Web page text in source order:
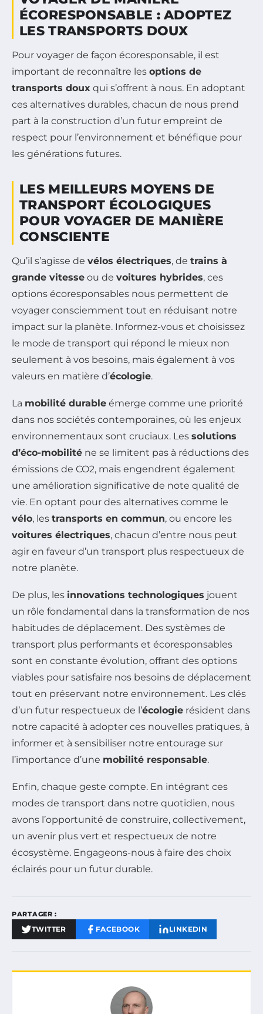
ÉCORESPONSABLE : ADOPTEZ
LES TRANSPORTS DOUX
Pour voyager de façon écoresponsable, il est
important de reconnaître les options de
transports doux qui s’offrent à nous. En adoptant
ces alternatives durables, chacun de nous prend
part à la construction d’un futur empreint de
respect pour l’environnement et bénéfique pour
les générations futures.
LES MEILLEURS MOYENS DE
TRANSPORT ÉCOLOGIQUES
POUR VOYAGER DE MANIÈRE
CONSCIENTE
Qu’il s’agisse de vélos électriques, de trains à
grande vitesse ou de voitures hybrides, ces
options écoresponsables nous permettent de
voyager consciemment tout en réduisant notre
impact sur la planète. Informez-vous et choisissez
le mode de transport qui répond le mieux non
seulement à vos besoins, mais également à vos
valeurs en matière d’écologie.
La mobilité durable émerge comme une priorité
dans nos sociétés contemporaines, où les enjeux
environnementaux sont cruciaux. Les solutions
d’éco-mobilité ne se limitent pas à réductions des
émissions de CO2, mais engendrent également
une amélioration significative de note qualité de
vie. En optant pour des alternatives comme le
vélo, les transports en commun, ou encore les
voitures électriques, chacun d’entre nous peut
agir en faveur d’un transport plus respectueux de
notre planète.
De plus, les innovations technologiques jouent
un rôle fondamental dans la transformation de nos
habitudes de déplacement. Des systèmes de
transport plus performants et écoresponsables
sont en constante évolution, offrant des options
viables pour satisfaire nos besoins de déplacement
tout en préservant notre environnement. Les clés
d’un futur respectueux de l’écologie résident dans
notre capacité à adopter ces nouvelles pratiques, à
informer et à sensibiliser notre entourage sur
l’importance d’une mobilité responsable.
Enfin, chaque geste compte. En intégrant ces
modes de transport dans notre quotidien, nous
avons l’opportunité de construire, collectivement,
un avenir plus vert et respectueux de notre
écosystème. Engageons-nous à faire des choix
éclairés pour un futur durable.
PARTAGER :
TWITTER FACEBOOK LINKEDIN